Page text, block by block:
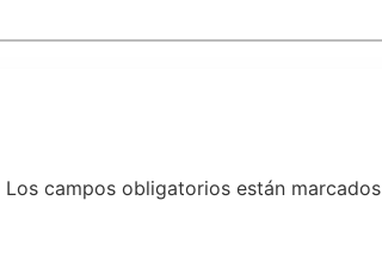
Los campos obligatorios están marcados